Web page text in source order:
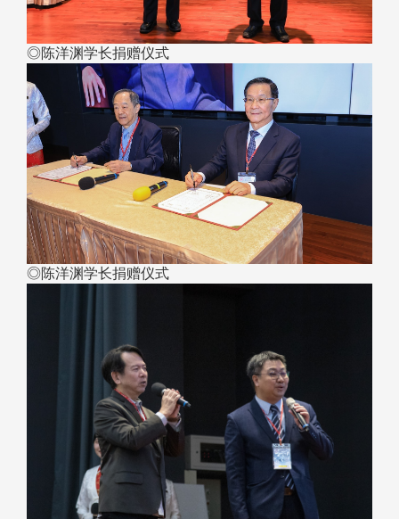
◎陈洋渊学长捐赠仪式
◎陈洋渊学长捐赠仪式